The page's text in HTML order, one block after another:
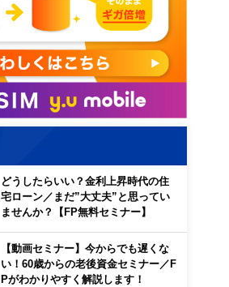
どうしたらいい？金利上昇時代の住
宅ローン／まだ”大丈夫”と思ってい
ませんか？【FP無料セミナー】
【動画セミナー】今からでも遅くな
い！60歳からの老後資金セミナー／F
Pがわかりやすく解説します！